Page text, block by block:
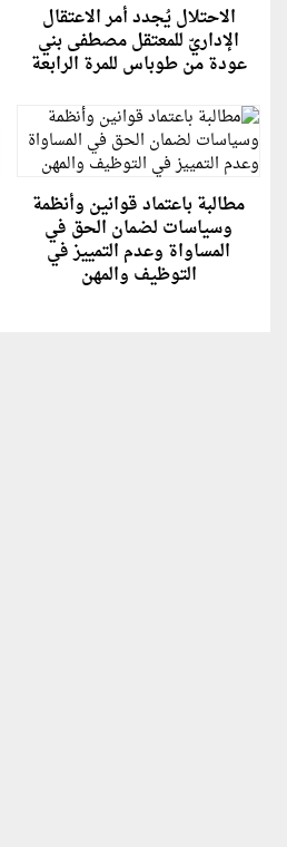
الاحتلال يُجدد أمر الاعتقال
الإداريّ للمعتقل مصطفى بني
عودة من طوباس للمرة الرابعة
مطالبة باعتماد قوانين وأنظمة
وسياسات لضمان الحق في
المساواة وعدم التمييز في
التوظيف والمهن